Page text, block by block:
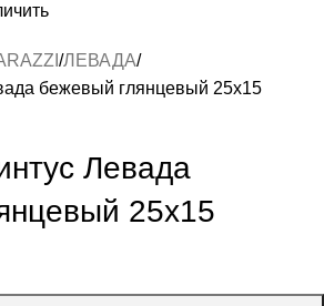
ЛЕВАДА
бежевый глянцевый 25х15
Левада
25х15